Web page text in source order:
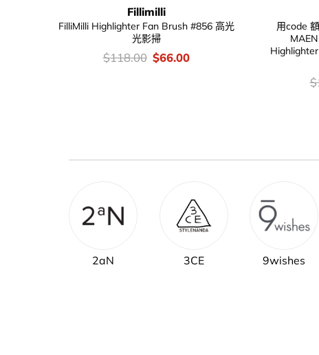
Fillimilli
FilliMilli Highlighter Fan Brush #856 高光
光影掃
價
錢：
$118.00 Original
price
$66.00Current
用code
$
2aN 3CE 9wishes